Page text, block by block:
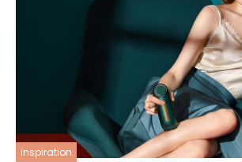
inspiration